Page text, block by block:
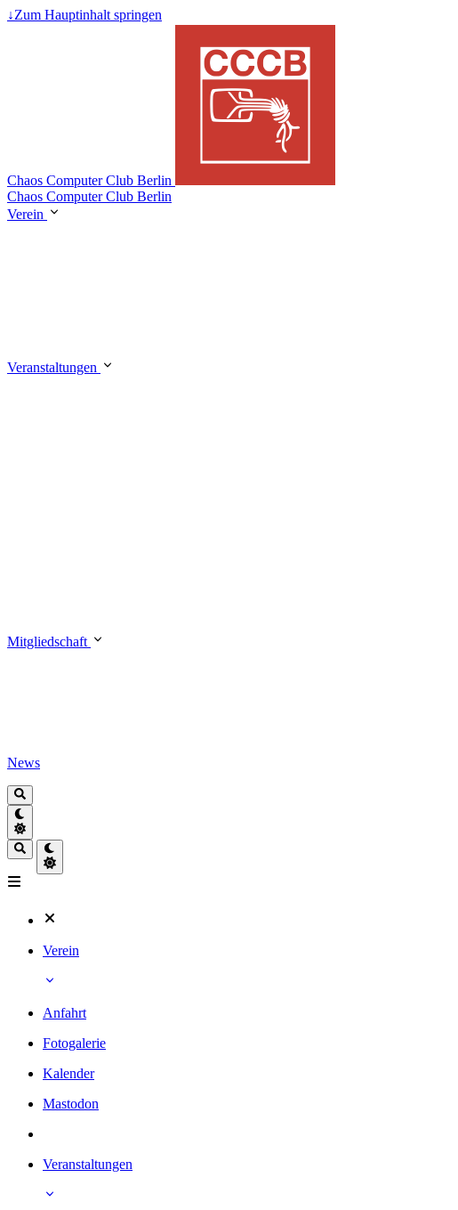
↓Zum Hauptinhalt springen
Chaos Computer Club Berlin
Chaos Computer Club Berlin
Verein
Veranstaltungen
Mitgliedschaft
News
Verein
Anfahrt
Fotogalerie
Kalender
Mastodon
Veranstaltungen